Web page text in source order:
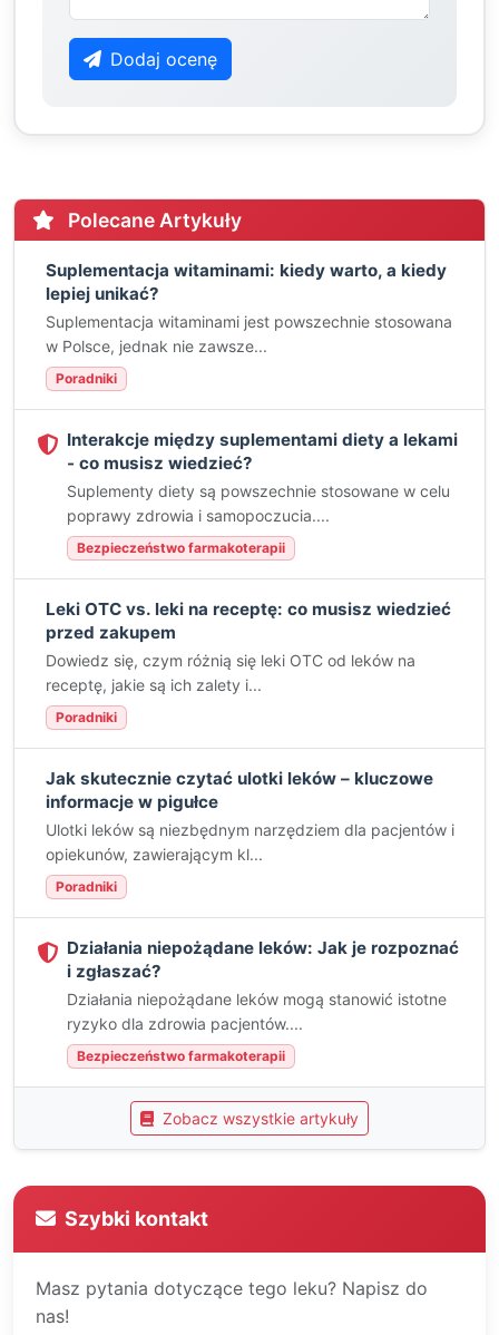
Dodaj ocenę
Polecane Artykuły
Suplementacja witaminami: kiedy warto, a kiedy
lepiej unikać?
Suplementacja witaminami jest powszechnie stosowana
w Polsce, jednak nie zawsze...
Poradniki
Interakcje między suplementami diety a lekami
- co musisz wiedzieć?
Suplementy diety są powszechnie stosowane w celu
poprawy zdrowia i samopoczucia....
Bezpieczeństwo farmakoterapii
Leki OTC vs. leki na receptę: co musisz wiedzieć
przed zakupem
Dowiedz się, czym różnią się leki OTC od leków na
receptę, jakie są ich zalety i...
Poradniki
Jak skutecznie czytać ulotki leków – kluczowe
informacje w pigułce
Ulotki leków są niezbędnym narzędziem dla pacjentów i
opiekunów, zawierającym kl...
Poradniki
Działania niepożądane leków: Jak je rozpoznać
i zgłaszać?
Działania niepożądane leków mogą stanowić istotne
ryzyko dla zdrowia pacjentów....
Bezpieczeństwo farmakoterapii
Zobacz wszystkie artykuły
Szybki kontakt
Masz pytania dotyczące tego leku? Napisz do
nas!